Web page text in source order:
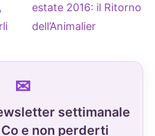
estate 2016: il Ritorno
dell’Animalier
settimanale
e non perderti